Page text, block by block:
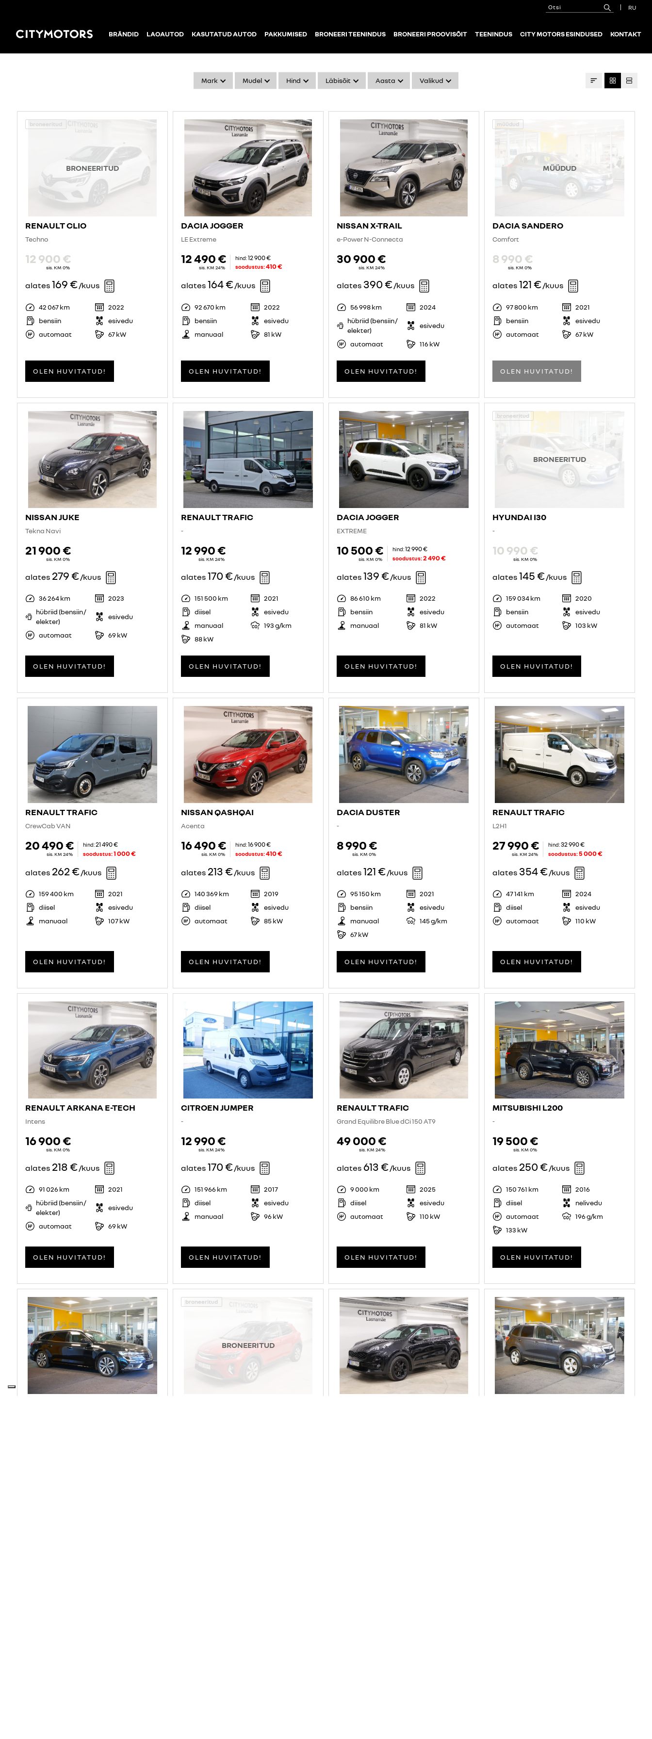
BRÄNDID LAOAUTOD KASUTATUD AUTOD PAKKUMISED BRONEERI TEENINDUS BRONEERI PROOVISÕIT TEENINDUS CITY MOTORS ESINDUSED KONTAKT
RU
Mark Mudel Hind Läbisõit Aasta Valikud
broneeritud
BRONEERITUD
RENAULT CLIO
Techno
12 900 €
sis. KM 0%
alates 169 €/kuus
42 067 km
2022
bensiin
esivedu
automaat
67 kW
OLEN HUVITATUD!
DACIA JOGGER
LE Extreme
12 490 €
sis. KM 24%
hind:12 900 €
soodustus:410 €
alates 164 €/kuus
92 670 km
2022
bensiin
esivedu
manuaal
81 kW
OLEN HUVITATUD!
NISSAN X-TRAIL
e-Power N-Connecta
30 900 €
sis. KM 24%
alates 390 €/kuus
56 998 km
2024
hübriid (bensiin /
elekter)
esivedu
automaat 116 kW
OLEN HUVITATUD!
müüdud
MÜÜDUD
DACIA SANDERO
Comfort
8 990 €
sis. KM 0%
alates 121 €/kuus
97 800 km
2021
bensiin
esivedu
automaat
67 kW
OLEN HUVITATUD!
NISSAN JUKE
Tekna Navi
21 900 €
sis. KM 0%
alates 279 €/kuus
36 264 km
2023
hübriid (bensiin /
elekter)
esivedu
automaat 69 kW
OLEN HUVITATUD!
RENAULT TRAFIC
-
12 990 €
sis. KM 24%
alates 170 €/kuus
151 500 km
2021
diisel
esivedu
manuaal
193 g/km
88 kW
OLEN HUVITATUD!
DACIA JOGGER
EXTREME
10 500 €
sis. KM 0%
hind:12 990 €
soodustus:2 490 €
alates 139 €/kuus
86 610 km
2022
bensiin
esivedu
manuaal
81 kW
OLEN HUVITATUD!
broneeritud
BRONEERITUD
HYUNDAI I30
-
10 990 €
sis. KM 0%
alates 145 €/kuus
159 034 km
2020
bensiin
esivedu
automaat
103 kW
OLEN HUVITATUD!
RENAULT TRAFIC
CrewCab VAN
20 490 €
sis. KM 24%
hind:21 490 €
soodustus:1 000 €
alates 262 €/kuus
159 400 km
2021
diisel
esivedu
manuaal
107 kW
OLEN HUVITATUD!
NISSAN QASHQAI
Acenta
16 490 €
sis. KM 0%
hind:16 900 €
soodustus:410 €
alates 213 €/kuus
140 369 km
2019
diisel
esivedu
automaat
85 kW
OLEN HUVITATUD!
DACIA DUSTER
-
8 990 €
sis. KM 0%
alates 121 €/kuus
95 150 km
2021
bensiin
esivedu
manuaal
145 g/km
67 kW
OLEN HUVITATUD!
RENAULT TRAFIC
L2H1
27 990 €
sis. KM 24%
hind:32 990 €
soodustus:5 000 €
alates 354 €/kuus
47 141 km
2024
diisel
esivedu
automaat
110 kW
OLEN HUVITATUD!
RENAULT ARKANA E-TECH
Intens
16 900 €
sis. KM 0%
alates 218 €/kuus
91 026 km
2021
hübriid (bensiin /
elekter)
esivedu
automaat 69 kW
OLEN HUVITATUD!
CITROEN JUMPER
-
12 990 €
sis. KM 24%
alates 170 €/kuus
151 966 km
2017
diisel
esivedu
manuaal
96 kW
OLEN HUVITATUD!
RENAULT TRAFIC
Grand Equilibre Blue dCi 150 AT9
49 000 €
sis. KM 24%
alates 613 €/kuus
9 000 km
2025
diisel
esivedu
automaat
110 kW
OLEN HUVITATUD!
MITSUBISHI L200
-
19 500 €
sis. KM 0%
alates 250 €/kuus
150 761 km
2016
diisel
nelivedu
automaat
196 g/km
133 kW
OLEN HUVITATUD!
broneeritud
BRONEERITUD